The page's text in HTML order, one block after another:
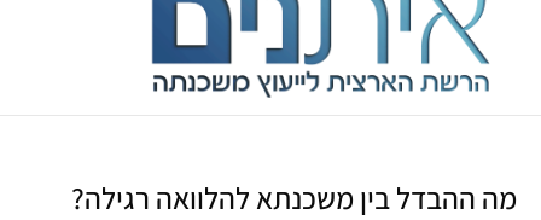
מה ההבדל בין משכנתא להלוואה רגילה?